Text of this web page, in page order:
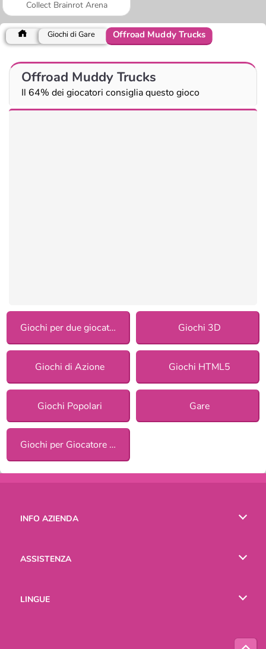
Collect Brainrot Arena
Giochi di Gare Offroad Muddy Trucks
Offroad Muddy Trucks
Il 64% dei giocatori consiglia questo gioco
Giochi per due giocatori Giochi 3D
Giochi di Azione Giochi HTML5
Giochi Popolari Gare
Giochi per Giocatore Singolo
INFO AZIENDA
ASSISTENZA
LINGUE